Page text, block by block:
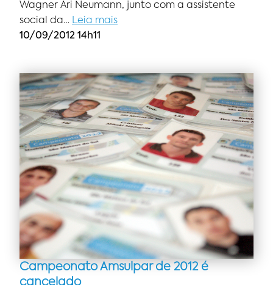
Wagner Ari Neumann, junto com a assistente
social da… Leia mais
10/09/2012 14h11
Campeonato Amsulpar de 2012 é
cancelado